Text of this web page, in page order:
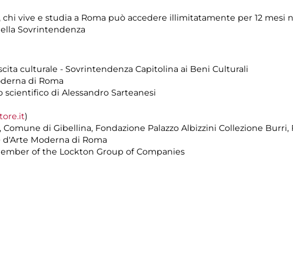
chi vive e studia a Roma può accedere illimitatamente per 12 mesi
Sovrintendenza
culturale - Sovrintendenza Capitolina ai Beni Culturali
di Roma
di Alessandro Sarteanesi
)
Comune di Gibellina, Fondazione Palazzo Albizzini Collezione Burri,
Moderna di Roma
of the Lockton Group of Companies